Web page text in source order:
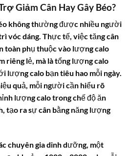
Giảm Cân Hay Gây Béo?
khôngthường được nhiều người
vóc dáng. Thực tế, việc tăng cân
toàn phụ thuộc vào lượng calo
riêng lẻ, mà là tổng lượng calo
lượng calo bạn tiêu hao mỗi ngày.
quả, mỗi người cần hiểu rõ
lượng calo trong chế độ ăn
tạo ra sự cân bằng năng lượng
chuyên gia dinh dưỡng, một